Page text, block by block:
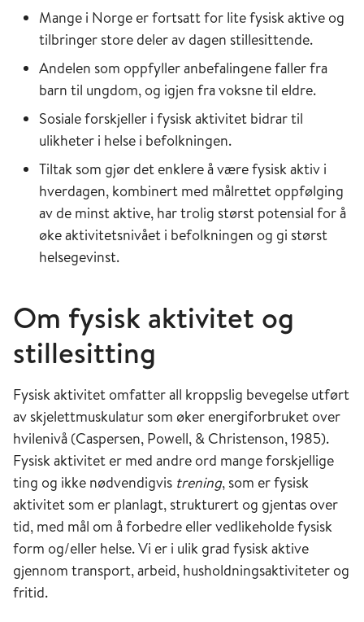
Mange i Norge er fortsatt for lite fysisk aktive og
tilbringer store deler av dagen stillesittende.
Andelen som oppfyller anbefalingene faller fra
barn til ungdom, og igjen fra voksne til eldre.
Sosiale forskjeller i fysisk aktivitet bidrar til
ulikheter i helse i befolkningen.
Tiltak som gjør det enklere å være fysisk aktiv i
hverdagen, kombinert med målrettet oppfølging
av de minst aktive, har trolig størst potensial for å
øke aktivitetsnivået i befolkningen og gi størst
helsegevinst.
Om fysisk aktivitet og
stillesitting
Fysisk aktivitet omfatter all kroppslig bevegelse utført
av skjelettmuskulatur som øker energiforbruket over
hvilenivå (Caspersen, Powell, & Christenson, 1985).
Fysisk aktivitet er med andre ord mange forskjellige
ting og ikke nødvendigvis trening, som er fysisk
aktivitet som er planlagt, strukturert og gjentas over
tid, med mål om å forbedre eller vedlikeholde fysisk
form og/eller helse. Vi er i ulik grad fysisk aktive
gjennom transport, arbeid, husholdningsaktiviteter og
fritid.